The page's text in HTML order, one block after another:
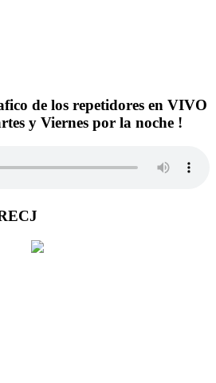
de los repetidores en VIVO
y Viernes por la noche !